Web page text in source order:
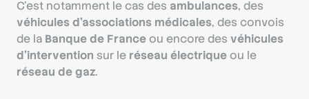
C’est notamment le cas des ambulances, des
véhicules d’associations médicales, des convois
de la Banque de Franceou encore des véhicules
d’intervention sur le réseau électriqueou le
réseau de gaz.